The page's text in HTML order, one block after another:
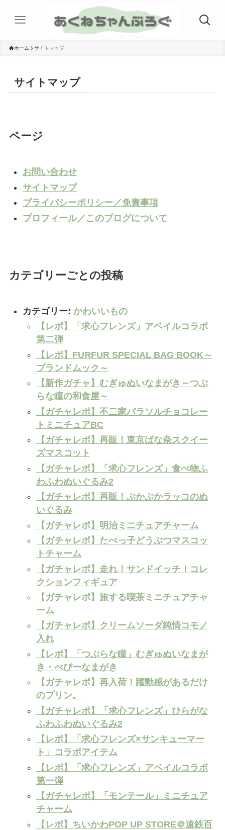
ホーム サイトマップ
サイトマップ
ページ
お問い合わせ
サイトマップ
プライバシーポリシー／免責事項
プロフィール／このブログについて
カテゴリーごとの投稿
カテゴリー: かわいいもの
【レポ】「求心フレンズ」アベイルコラボ
第二弾
【レポ】FURFUR SPECIAL BAG BOOK～
ブランドムック～
【新作ガチャ】むぎゅぬいなまがき～つぶ
らな瞳の和食屋～
【ガチャレポ】不二家パラソルチョコレー
トミニチュアBC
【ガチャレポ】再販！東京ばな奈スクイー
ズマスコット
【ガチャレポ】「求心フレンズ」食べ物ふ
わふわぬいぐるみ2
【ガチャレポ】再販！ぷかぷかラッコのぬ
いぐるみ
【ガチャレポ】明治ミニチュアチャーム
【ガチャレポ】たべっ子どうぶつマスコッ
トチャーム
【ガチャレポ】走れ！サンドイッチ！コレ
クションフィギュア
【ガチャレポ】旅する喫茶ミニチュアチャ
ーム
【ガチャレポ】クリームソーダ純情コモノ
入れ
【レポ】「つぶらな瞳」むぎゅぬいなまが
き・べびーなまがき
【ガチャレポ】再入荷！躍動感があるだけ
のプリン。
【ガチャレポ】「求心フレンズ」ひらがな
ふわふわぬいぐるみ2
【レポ】「求心フレンズ×サンキューマー
ト」コラボアイテム
【レポ】「求心フレンズ」アベイルコラボ
第一弾
【ガチャレポ】「モンテール」ミニチュア
チャーム
【レポ】ちいかわPOP UP STORE＠遠鉄百